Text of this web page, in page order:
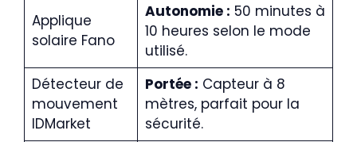
Applique
solaire Fano
Autonomie : 50 minutes à
10 heures selon le mode
utilisé.
Détecteur de
mouvement
IDMarket
Portée : Capteur à 8
mètres, parfait pour la
sécurité.